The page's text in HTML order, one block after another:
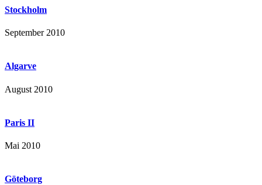
Stockholm
September 2010
Algarve
August 2010
Paris II
Mai 2010
Göteborg